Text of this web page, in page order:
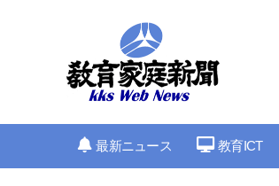
最新ニュース 教育ICT